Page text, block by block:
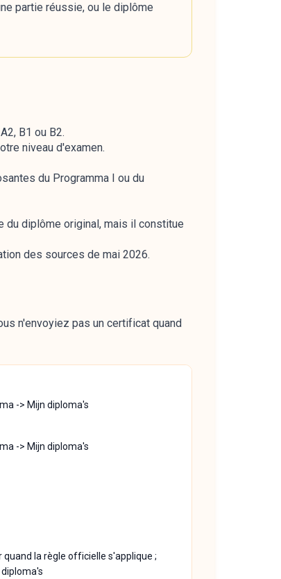
partie réussie, ou le diplôme
B1 ou B2.
niveau d'examen.
du Programma I ou du
du diplôme original, mais il constitue
des sources de mai 2026.
n'envoyiez pas un certificat quand
-> Mijn diploma's
-> Mijn diploma's
quand la règle officielle s'applique ;